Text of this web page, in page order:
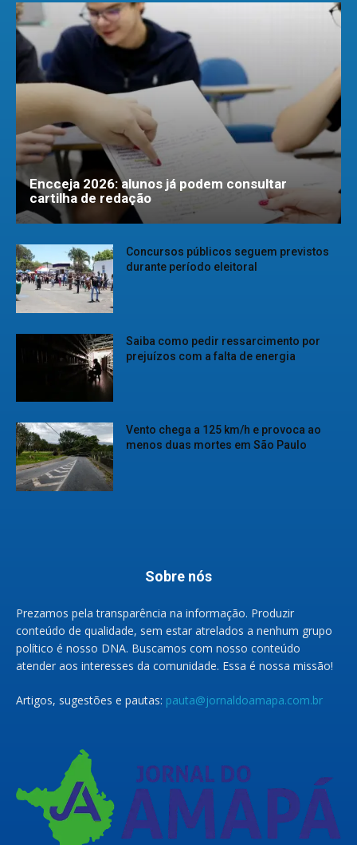
Encceja 2026: alunos já podem consultar
cartilha de redação
Concursos públicos seguem previstos
durante período eleitoral
Saiba como pedir ressarcimento por
prejuízos com a falta de energia
Vento chega a 125 km/h e provoca ao
menos duas mortes em São Paulo
Sobre nós
Prezamos pela transparência na informação. Produzir
conteúdo de qualidade, sem estar atrelados a nenhum grupo
político é nosso DNA. Buscamos com nosso conteúdo
atender aos interesses da comunidade. Essa é nossa missão!
Artigos, sugestões e pautas: pauta@jornaldoamapa.com.br